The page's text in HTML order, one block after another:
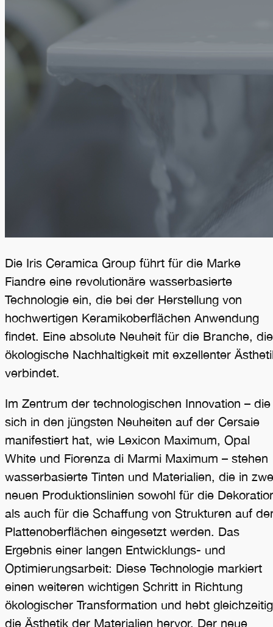
Die Iris Ceramica Group führt für die Marke
Fiandre eine revolutionäre wasserbasierte
Technologie ein, die bei der Herstellung von
hochwertigen Keramikoberflächen Anwendung
findet. Eine absolute Neuheit für die Branche, die
ökologische Nachhaltigkeit mit exzellenter
verbindet.
Im Zentrum der technologischen Innovation – die
sich in den jüngsten Neuheiten auf der Cersaie
manifestiert hat, wie Lexicon Maximum, Opal
White und Fiorenza di Marmi Maximum – stehen
wasserbasierte Tinten und Materialien, die in
neuen Produktionslinien sowohl für die
als auch für die Schaffung von Strukturen auf
Plattenoberflächen eingesetzt werden. Das
Ergebnis einer langen Entwicklungs- und
Optimierungsarbeit: Diese Technologie markiert
einen weiteren wichtigen Schritt in Richtung
ökologischer Transformation und hebt gleichzeitig
die Ästhetik der Materialien hervor. Der neue